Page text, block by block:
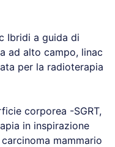
Ibridi a guida di
ad alto campo, linac
per la radioterapia
corporea -SGRT,
in inspirazione
mammario